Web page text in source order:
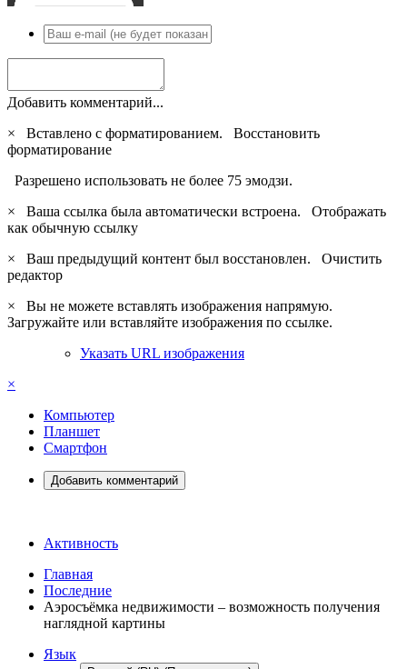
Добавить комментарий...
×
Вставлено с форматированием. Восстановить
форматирование
Разрешено использовать не более 75 эмодзи.
×
Ваша ссылка была автоматически встроена. Отображать
как обычную ссылку
×
Ваш предыдущий контент был восстановлен. Очистить
редактор
×
Вы не можете вставлять изображения напрямую.
Загружайте или вставляйте изображения по ссылке.
Указать URL изображения
×
Компьютер
Планшет
Смартфон
Добавить комментарий
Активность
Главная
Последние
Аэросъёмка недвижимости – возможность получения
наглядной картины
Язык